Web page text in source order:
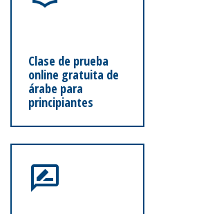
Clase de prueba
online gratuita de
árabe para
principiantes